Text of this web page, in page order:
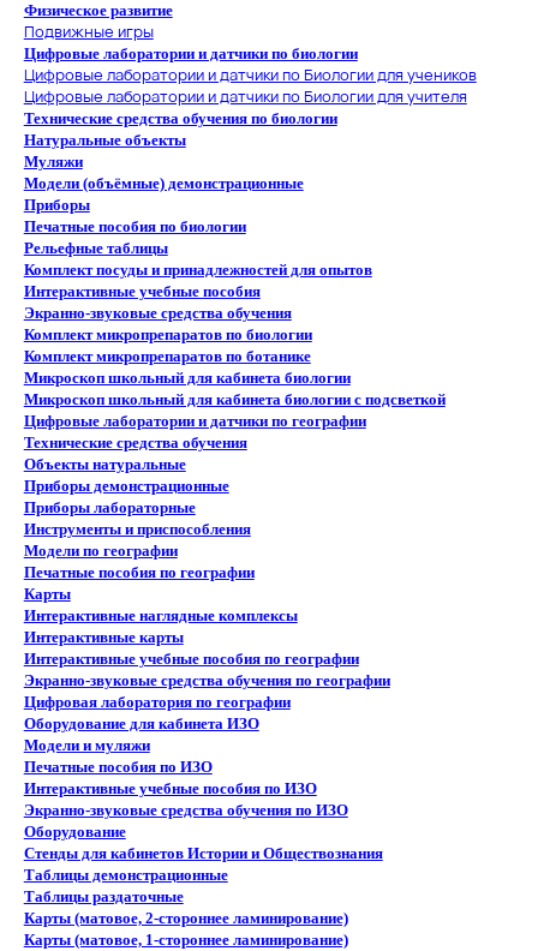
Физическое развитие
Подвижные игры
Цифровые лаборатории и датчики по биологии
Цифровые лаборатории и датчики по Биологии для учеников
Цифровые лаборатории и датчики по Биологии для учителя
Технические средства обучения по биологии
Натуральные объекты
Муляжи
Модели (объёмные) демонстрационные
Приборы
Печатные пособия по биологии
Рельефные таблицы
Комплект посуды и принадлежностей для опытов
Интерактивные учебные пособия
Экранно-звуковые средства обучения
Комплект микропрепаратов по биологии
Комплект микропрепаратов по ботанике
Микроскоп школьный для кабинета биологии
Микроскоп школьный для кабинета биологии с подсветкой
Цифровые лаборатории и датчики по географии
Технические средства обучения
Объекты натуральные
Приборы демонстрационные
Приборы лабораторные
Инструменты и приспособления
Модели по географии
Печатные пособия по географии
Карты
Интерактивные наглядные комплексы
Интерактивные карты
Интерактивные учебные пособия по географии
Экранно-звуковые средства обучения по географии
Цифровая лаборатория по географии
Оборудование для кабинета ИЗО
Модели и муляжи
Печатные пособия по ИЗО
Интерактивные учебные пособия по ИЗО
Экранно-звуковые средства обучения по ИЗО
Оборудование
Стенды для кабинетов Истории и Обществознания
Таблицы демонстрационные
Таблицы раздаточные
Карты (матовое, 2-стороннее ламинирование)
Карты (матовое, 1-стороннее ламинирование)